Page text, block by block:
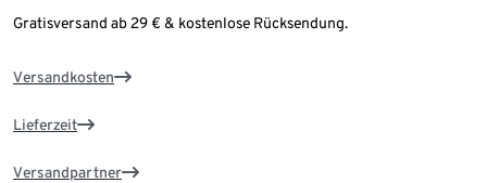
Gratisversand ab 29 € & kostenlose Rücksendung.
Versandkosten
Lieferzeit
Versandpartner